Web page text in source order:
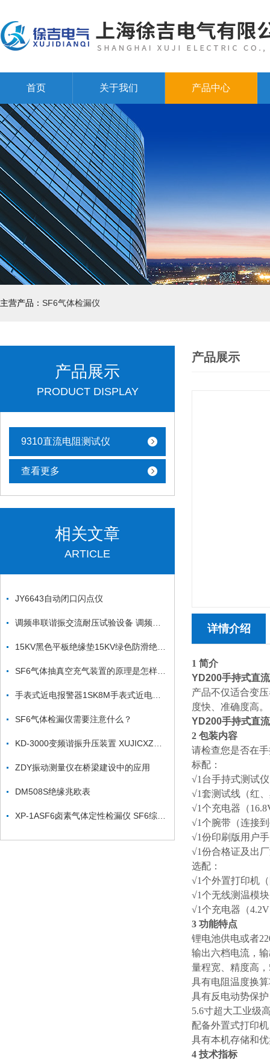
首页 关于我们 产品中心
主营产品： SF6气体检漏仪
产品展示
PRODUCT DISPLAY
9310直流电阻测试仪
查看更多
相关文章
ARTICLE
JY6643自动闭口闪点仪
SF6气体检漏仪需要注意什么？
ZDY振动测量仪在桥梁建设中的应用
DM508S绝缘兆欧表
产品展示
详情介绍
1 简介
YD200手持式直
产品不仅适合变
度快、准确度高。
YD200手持式直
2 包装内容
请检查您是否在
标配：
√1台手持式测试仪
√1套测试线（红
√1个充电器（
√1个腕带（连接
√1份印刷版用户
√1份合格证及出
选配：
√1个外置打印机
√1个无线测温模
√1个充电器（
3 功能特点
锂电池供电或者
输出六档电流，
量程宽、精度高
具有电阻温度换
具有反电动势保
5.6寸超大工业级
配备外置式打印
具有本机存储和
4 技术指标